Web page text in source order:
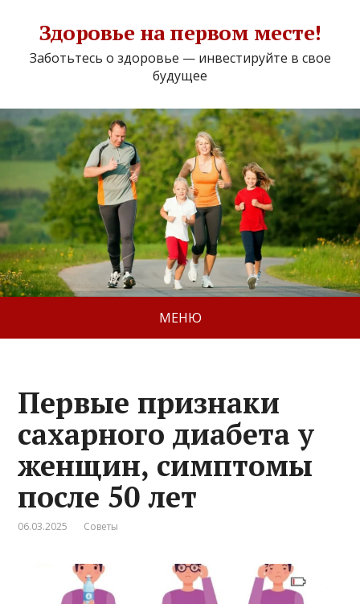
Здоровье на первом месте!
Заботьтесь о здоровье — инвестируйте в свое
будущее
МЕНЮ
Первые признаки
сахарного диабета у
женщин, симптомы
после 50 лет
06.03.2025 Советы